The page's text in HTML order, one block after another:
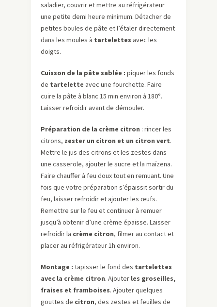
saladier, couvrir et mettre au réfrigérateur
une petite demi heure minimum. Détacher de
petites boules de pâte et l’étaler directement
dans les moules à tartelettes avec les
doigts.
Cuisson de la pâte sablée : piquer les fonds
de tartelette avec une fourchette. Faire
cuire la pâte à blanc 15 min environ à 180°.
Laisser refroidir avant de démouler.
Préparation de la crème citron : rincer les
citrons, zester un citron et un citron vert.
Mettre le jus des citrons et les zestes dans
une casserole, ajouter le sucre et la maïzena.
Faire chauffer à feu doux tout en remuant. Une
fois que votre préparation s’épaissit sortir du
feu, laisser refroidir et ajouter les œufs.
Remettre sur le feu et continuer à remuer
jusqu’à obtenir d’une crème épaisse. Laisser
refroidir la crème citron, filmer au contact et
placer au réfrigérateur 1h environ.
Montage : tapisser le fond des tartelettes
avec la crème citron. Ajouter les groseilles,
fraises et framboises. Ajouter quelques
gouttes de citron, des zestes et feuilles de